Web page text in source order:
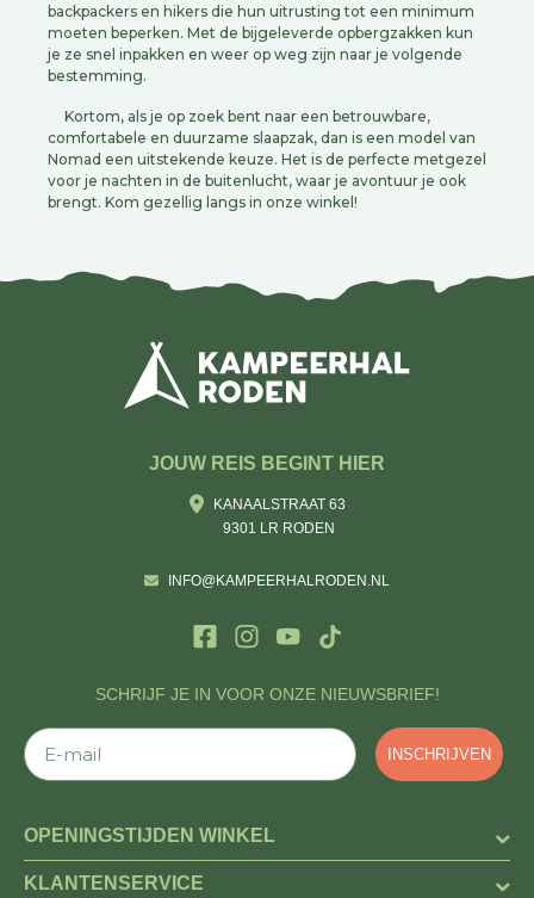
backpackers en hikers die hun uitrusting tot een minimum
moeten beperken. Met de bijgeleverde opbergzakken kun
je ze snel inpakken en weer op weg zijn naar je volgende
bestemming.
Kortom, als je op zoek bent naar een betrouwbare,
comfortabele en duurzame slaapzak, dan is een model van
Nomad een uitstekende keuze. Het is de perfecte metgezel
voor je nachten in de buitenlucht, waar je avontuur je ook
brengt. Kom gezellig langs in onze winkel!
SCHRIJF JE IN VOOR ONZE NIEUWSBRIEF!
E-mail
INSCHRIJVEN
JOUW REIS BEGINT HIER
KANAALSTRAAT 63
9301 LR RODEN
INFO@KAMPEERHALRODEN.NL
OPENINGSTIJDEN WINKEL
KLANTENSERVICE